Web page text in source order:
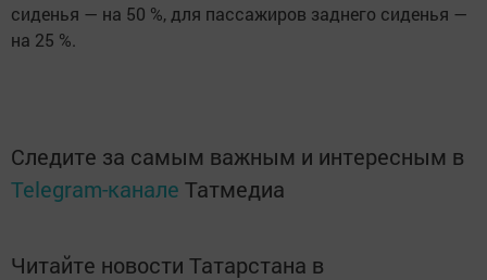
сиденья — на 50 %, для пассажиров заднего сиденья —
на 25 %.
Следите за самым важным и интересным в
Telegram-канале Татмедиа
Читайте новости Татарстана в